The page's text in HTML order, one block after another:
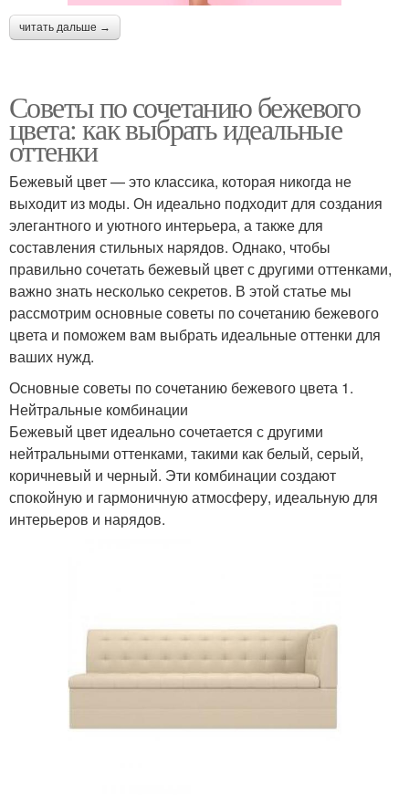
читать дальше →
Советы по сочетанию бежевого
цвета: как выбрать идеальные
оттенки
Бежевый цвет — это классика, которая никогда не
выходит из моды. Он идеально подходит для создания
элегантного и уютного интерьера, а также для
составления стильных нарядов. Однако, чтобы
правильно сочетать бежевый цвет с другими оттенками,
важно знать несколько секретов. В этой статье мы
рассмотрим основные советы по сочетанию бежевого
цвета и поможем вам выбрать идеальные оттенки для
ваших нужд.
Основные советы по сочетанию бежевого цвета 1.
Нейтральные комбинации
Бежевый цвет идеально сочетается с другими
нейтральными оттенками, такими как белый, серый,
коричневый и черный. Эти комбинации создают
спокойную и гармоничную атмосферу, идеальную для
интерьеров и нарядов.